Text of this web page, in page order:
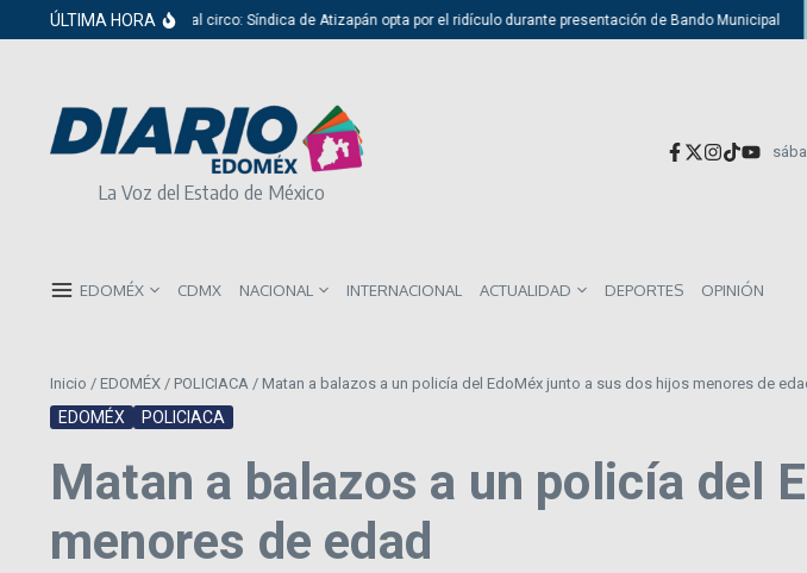
Saltar al contenido
ÚLTIMA HORA
Del cabildo al circo: Síndica de Atizapán opta por el ridículo durante presentación de Bando Municipal
La Voz del Estado de México
EDOMÉX CDMX NACIONAL INTERNACIONAL ACTUALIDAD DEPORTES OPINIÓN
Inicio / EDOMÉX / POLICIACA / Matan a balazos a un policía del EdoMéx junto a sus dos hijos menores de
EDOMÉX POLICIACA
Matan a balazos a un policía del
menores de edad